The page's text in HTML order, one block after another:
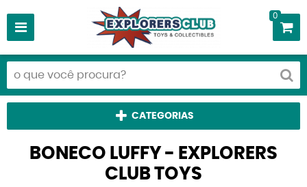
0
CATEGORIAS
BONECO LUFFY - EXPLORERS
CLUB TOYS